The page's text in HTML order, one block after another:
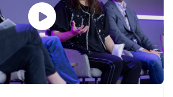
ポート
Data
Pipeline
データの同
期
企業
リエイターエコノミ―
ーム
スピタリティ、旅行、
レジャー
保険
ディアおよびエンター
インメント
ソース
アプリへの導入
ードサンプル
発者のブログ
問い合わせ
業にお問い合わせ
ートナーになる